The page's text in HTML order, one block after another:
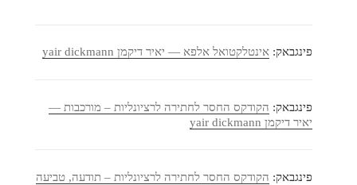
פינגבאק:אינטלקטואל אלפא — יאיר דיקמן yair dickmann
פינגבאק: הקודקס החסר לחתירה לרציונליות – מורכבות —
יאיר דיקמן yair dickmann
פינגבאק: הקודקס החסר לחתירה לרציונליות – תודעה, טביעה